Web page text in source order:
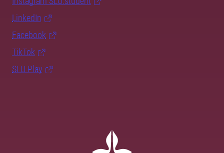
LinkedIn
Facebook
TikTok
SLU Play